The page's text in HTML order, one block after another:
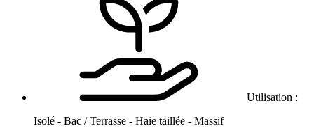
Utilisation :
Isolé - Bac / Terrasse - Haie taillée - Massif